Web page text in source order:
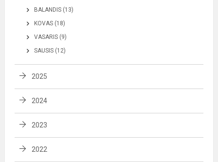
BALANDIS (13)
KOVAS (18)
VASARIS (9)
SAUSIS (12)
2025
2024
2023
2022